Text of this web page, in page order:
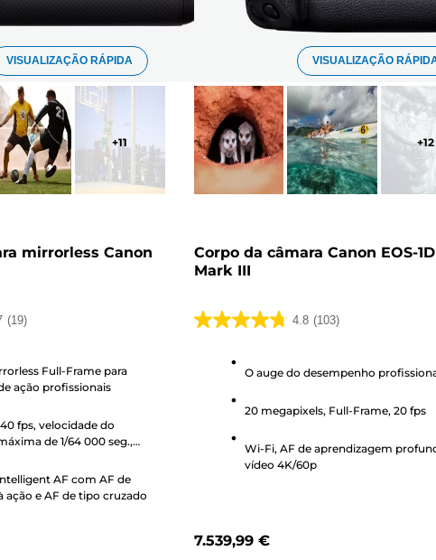
VISUALIZAÇÃO RÁPIDA
+11
mirrorless Canon
(19)
Full-Frame para
ação profissionais
fps, velocidade do
de 1/64 000 seg.,
AF com AF de
ação e AF de tipo cruzado
VISUALIZAÇÃO
+12
Corpo da câmara Canon EOS-
Mark III
4.8 (103)
4.8
estrelas.
análises
O auge do desempenho
20 megapixels, Full-Frame, 20 fps
Wi-Fi, AF de aprendizagem
vídeo 4K/60p
7.539,99 €